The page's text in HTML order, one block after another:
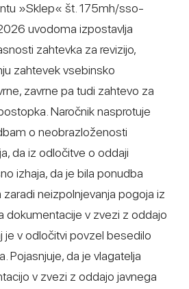
»Sklep« št. 175mh/sso-
uvodoma izpostavlja
zahtevka za revizijo,
zahtevek vsebinsko
zavrne pa tudi zahtevo za
Naročnik nasprotuje
o neobrazloženosti
da iz odločitve o oddaji
izhaja, da je bila ponudba
zaradi neizpolnjevanja pogoja iz
dokumentacije v zvezi z oddajo
je v odločitvi povzel besedilo
Pojasnjuje, da je vlagatelja
v zvezi z oddajo javnega